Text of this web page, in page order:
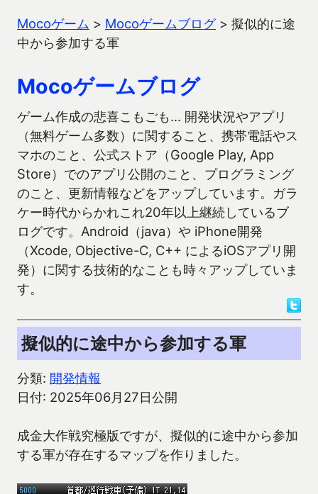
Mocoゲーム > Mocoゲームブログ> 擬似的に途
中から参加する軍
Mocoゲームブログ
ゲーム作成の悲喜こもごも… 開発状況やアプリ
（無料ゲーム多数）に関すること、携帯電話やス
マホのこと、公式ストア（Google Play, App
Store）でのアプリ公開のこと、プログラミング
のこと、更新情報などをアップしています。ガラ
ケー時代からかれこれ20年以上継続しているブ
ログです。Android（java）や iPhone開発
（Xcode, Objective-C, C++ によるiOSアプリ開
発）に関する技術的なことも時々アップしていま
す。
擬似的に途中から参加する軍
分類: 開発情報
日付: 2025年06月27日公開
成金大作戦究極版ですが、擬似的に途中から参加
する軍が存在するマップを作りました。